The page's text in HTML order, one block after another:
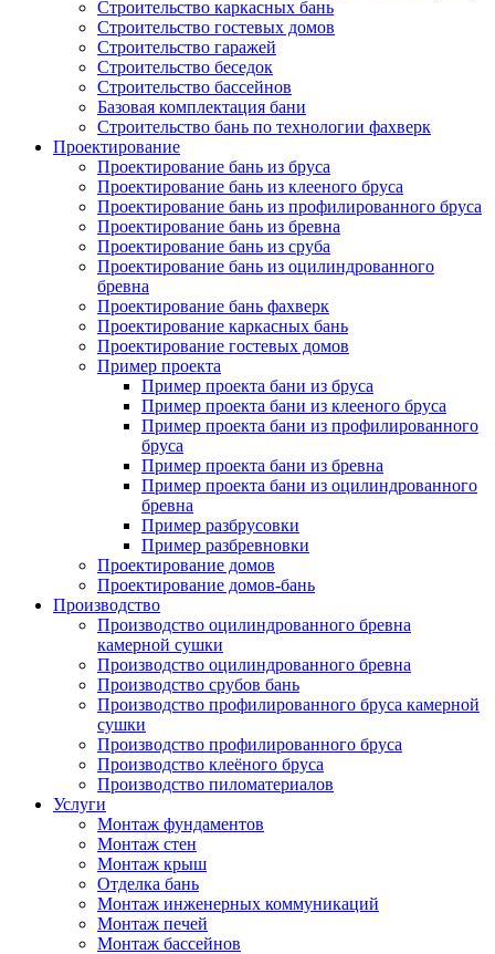
Строительство каркасных бань
Строительство гостевых домов
Строительство гаражей
Строительство беседок
Строительство бассейнов
Базовая комплектация бани
Строительство бань по технологии фахверк
Проектирование
Проектирование бань из бруса
Проектирование бань из клееного бруса
Проектирование бань из профилированного бруса
Проектирование бань из бревна
Проектирование бань из сруба
Проектирование бань из оцилиндрованного
бревна
Проектирование бань фахверк
Проектирование каркасных бань
Проектирование гостевых домов
Пример проекта
Пример проекта бани из бруса
Пример проекта бани из клееного бруса
Пример проекта бани из профилированного
бруса
Пример проекта бани из бревна
Пример проекта бани из оцилиндрованного
бревна
Пример разбрусовки
Пример разбревновки
Проектирование домов
Проектирование домов-бань
Производство
Производство оцилиндрованного бревна
камерной сушки
Производство оцилиндрованного бревна
Производство срубов бань
Производство профилированного бруса камерной
сушки
Производство профилированного бруса
Производство клеёного бруса
Производство пиломатериалов
Услуги
Монтаж фундаментов
Монтаж стен
Монтаж крыш
Отделка бань
Монтаж инженерных коммуникаций
Монтаж печей
Монтаж бассейнов